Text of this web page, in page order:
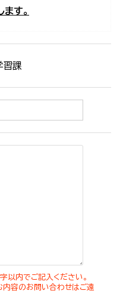
す。
習課
内でご記入ください。
容のお問い合わせはご遠